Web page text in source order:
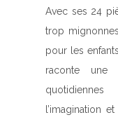
Avec ses 24
trop
pour les
raconte une
l’imagination